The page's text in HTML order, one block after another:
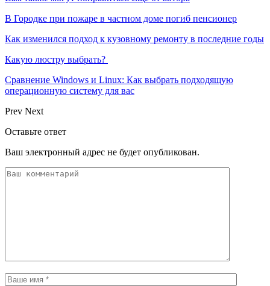
В Городке при пожаре в частном доме погиб пенсионер
Как изменился подход к кузовному ремонту в последние годы
Какую люстру выбрать?
Сравнение Windows и Linux: Как выбрать подходящую
операционную систему для вас
Prev Next
Оставьте ответ
Ваш электронный адрес не будет опубликован.